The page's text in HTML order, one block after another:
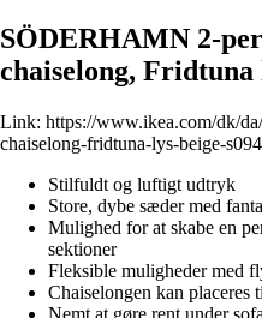
SÖDERHAMN 2-
chaiselong, Fridtuna
Link: https://www.ikea.com/dk/
chaiselong-fridtuna-lys-beige-
Stilfuldt og luftigt udtryk
Store, dybe sæder med
Mulighed for at skabe en
sektioner
Fleksible muligheder med
Chaiselongen kan placeres
Nemt at gøre rent under